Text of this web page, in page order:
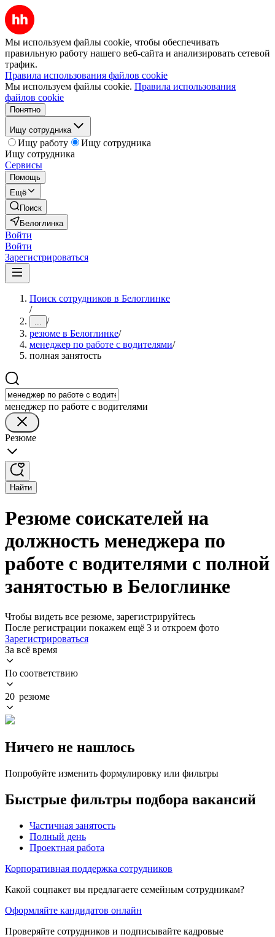
Мы используем файлы cookie, чтобы обеспечивать
правильную работу нашего веб-сайта и анализировать сетевой
трафик.
Правила использования файлов cookie
Мы используем файлы cookie. Правила использования
файлов cookie
Понятно
Ищу сотрудника
Ищу работу
Ищу сотрудника
Ищу сотрудника
Сервисы
Помощь
Ещё
Поиск
Белоглинка
Войти
Войти
Зарегистрироваться
Поиск сотрудников в Белоглинке
/
... /
резюме в Белоглинке/
менеджер по работе с водителями/
полная занятость
менеджер по работе с водителями
Резюме
Найти
Резюме соискателей на
должность менеджера по
работе с водителями с полной
занятостью в Белоглинке
Чтобы видеть все резюме, зарегистрируйтесь
После регистрации покажем ещё 3 и откроем фото
Зарегистрироваться
За всё время
По соответствию
20 резюме
Ничего не нашлось
Попробуйте изменить формулировку или фильтры
Быстрые фильтры подбора вакансий
Частичная занятость
Полный день
Проектная работа
Корпоративная поддержка сотрудников
Какой соцпакет вы предлагаете семейным сотрудникам?
Оформляйте кандидатов онлайн
Проверяйте сотрудников и подписывайте кадровые